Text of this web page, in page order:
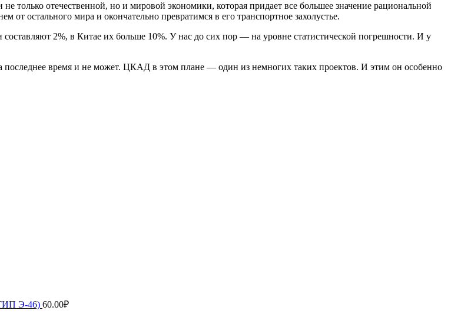
только отечественной, но и мировой экономики, которая придает все большее значение рациональной
от остального мира и окончательно превратимся в его транспортное захолустье.
2%, в Китае их больше 10%. У нас до сих пор — на уровне статистической погрешности. И у
а последнее время и не может. ЦКАД в этом плане — один из немногих таких проектов. И этим он особенно
Э-46) 60.00₽